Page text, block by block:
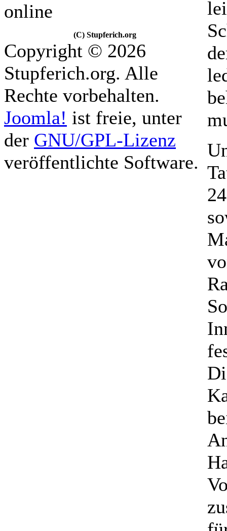
online
(C) Stupferich.org
Copyright © 2026
Stupferich.org. Alle
Rechte vorbehalten.
Joomla! ist freie, unter
der GNU/GPL-Lizenz
veröffentlichte Software.